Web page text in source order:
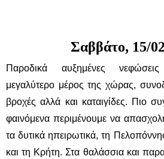
Σαββάτο, 15/
Παροδικά αυξημένες
μεγαλύτερο μέρος της χώρας,
βροχές αλλά και καταιγίδες. Πιο
φαινόμενα περιμένουμε να
τα δυτικά ηπειρωτικά, τη
και τη Κρήτη. Στα θαλάσσια και